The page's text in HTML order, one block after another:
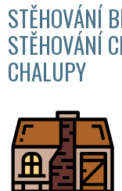
STĚHOVÁNÍ
STĚHOVÁNÍ
CHALUPY